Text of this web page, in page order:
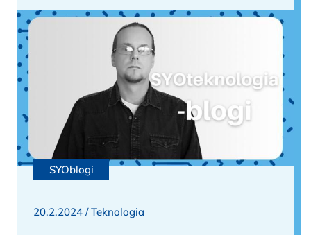
SYOblogi
20.2.2024 /Teknologia